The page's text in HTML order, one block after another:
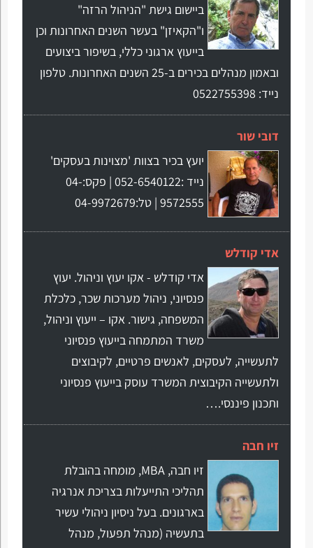
ביישום גישת "הניהול הרזה"
ו"הקאיזן" בעשר השנים האחרונות וכן
בייעוץ ארגוני כללי, בשיפור ביצועים
ובאמון מנהלים בכירים ב-25 השנים האחרונות. טלפון
נייד: 0522755398
דובי שור
יועץ בכיר בצוות 'מצוינות בעסקים'
נייד :052-6540122 | פקס:04-
9572555 | טל:04-9972679
אדי קודלש
אדי קודלש - אקו יעוץ וניהול. יעוץ
פנסיוני, ניהול מערכות שכר, כלכלת
המשפחה, גישור. אקו – ייעוץ וניהול,
משרד המתמחה בייעוץ פנסיוני
לתעשייה, לעסקים, לאנשים פרטיים, לקיבוצים
ולתעשייה הקיבוצית המשרד עוסק בייעוץ פנסיוני
ותכנון פיננסי.…
זיו חבה
זיו חבה, MBA, מומחה בהובלת
תהליכי התייעלות בצריכת אנרגיה
בארגונים. בעל ניסיון ניהולי עשיר
בתעשיה (מנהל תפעול, מנהל